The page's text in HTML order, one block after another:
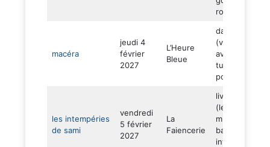
macéra
jeudi 4
février
2027
L’Heure
Bleue
danse hip hop
(voyage –
aventure –
turquie –
poésie)
les intempéries
de sami
vendredi
5 février
2027
La
Faiencerie
livre pop up
(lecture –
musique
baroque –
intimiste –